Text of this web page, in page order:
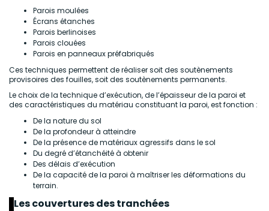
Parois moulées
Écrans étanches
Parois berlinoises
Parois clouées
Parois en panneaux préfabriqués
Ces techniques permettent de réaliser soit des soutènements
provisoires des fouilles, soit des soutènements permanents.
Le choix de la technique d’exécution, de l’épaisseur de la paroi et
des caractéristiques du matériau constituant la paroi, est fonction :
De la nature du sol
De la profondeur à atteindre
De la présence de matériaux agressifs dans le sol
Du degré d’étanchéité à obtenir
Des délais d’exécution
De la capacité de la paroi à maîtriser les déformations du
terrain.
Les couvertures des tranchées